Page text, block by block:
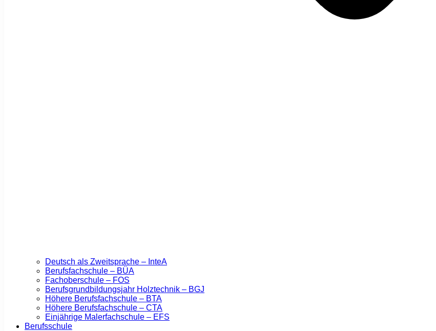
Deutsch als Zweitsprache – InteA
Berufsfachschule – BÜA
Fachoberschule – FOS
Berufsgrundbildungsjahr Holztechnik – BGJ
Höhere Berufsfachschule – BTA
Höhere Berufsfachschule – CTA
Einjährige Malerfachschule – EFS
Berufsschule